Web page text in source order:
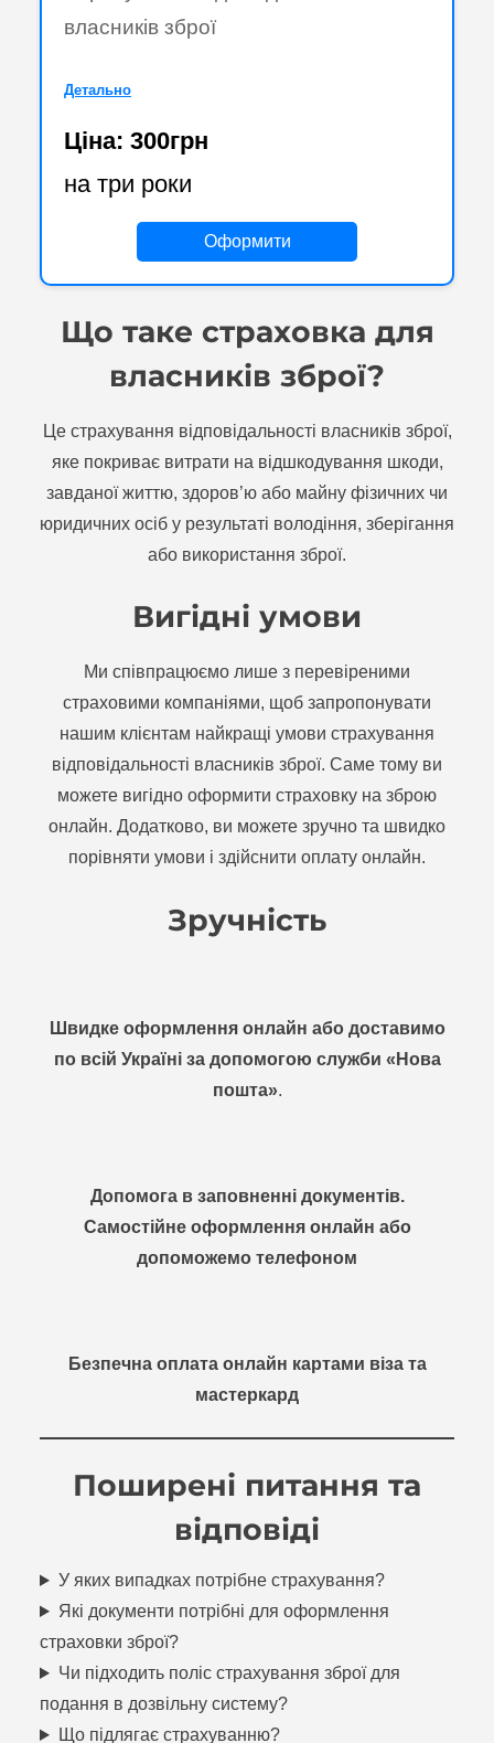
власників зброї
Детально
Ціна: 300грн
на три роки
Оформити
Що таке страховка для
власників зброї?
Це страхування відповідальності власників зброї,
яке покриває витрати на відшкодування шкоди,
завданої життю, здоров’ю або майну фізичних чи
юридичних осіб у результаті володіння, зберігання
або використання зброї.
Вигідні умови
Ми співпрацюємо лише з перевіреними
страховими компаніями, щоб запропонувати
нашим клієнтам найкращі умови страхування
відповідальності власників зброї. Саме тому ви
можете вигідно оформити страховку на зброю
онлайн. Додатково, ви можете зручно та швидко
порівняти умови і здійснити оплату онлайн.
Зручність
Швидке оформлення онлайн або доставимо
по всій Україні за допомогою служби «Нова
пошта».
Допомога в заповненні документів.
Самостійне оформлення онлайн або
допоможемо телефоном
Безпечна оплата онлайн картами віза та
мастеркард
Поширені питання та
відповіді
У яких випадках потрібне страхування?
Які документи потрібні для оформлення
страховки зброї?
Чи підходить поліс страхування зброї для
подання в дозвільну систему?
Що підлягає страхуванню?